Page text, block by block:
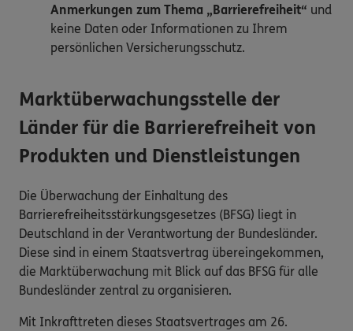
Anmerkungen zum Thema „Barrierefreiheit“ und
keine Daten oder Informationen zu Ihrem
persönlichen Versicherungsschutz.
Marktüberwachungsstelle der
Länder für die Barrierefreiheit von
Produkten und Dienstleistungen
Die Überwachung der Einhaltung des
Barrierefreiheitsstärkungsgesetzes (BFSG) liegt in
Deutschland in der Verantwortung der Bundesländer.
Diese sind in einem Staatsvertrag übereingekommen,
die Marktüberwachung mit Blick auf das BFSG für alle
Bundesländer zentral zu organisieren.
Mit Inkrafttreten dieses Staatsvertrages am 26.